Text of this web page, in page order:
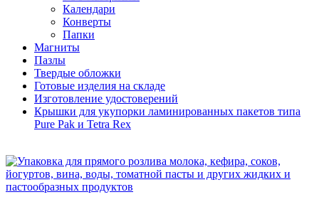
Календари
Конверты
Папки
Магниты
Пазлы
Твердые обложки
Готовые изделия на складе
Изготовление удостоверений
Крышки для укупорки ламинированных пакетов типа
Pure Pak и Tetra Rex